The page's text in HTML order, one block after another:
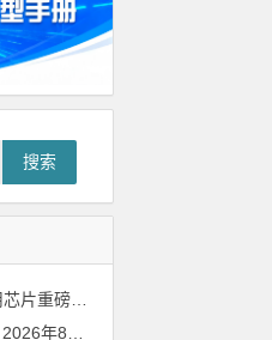
搜索
兆易创新GD32H77R机器人专用芯片重磅亮相，精准赋能伺服驱动与关节控制
2026年8月6日